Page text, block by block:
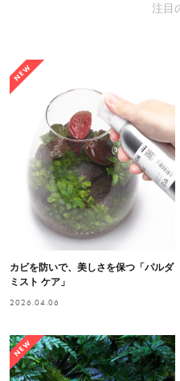
注目
NEW
カビを防いで、美しさを保つ「パルダ
ミスト ケア」
2026.04.06
NEW